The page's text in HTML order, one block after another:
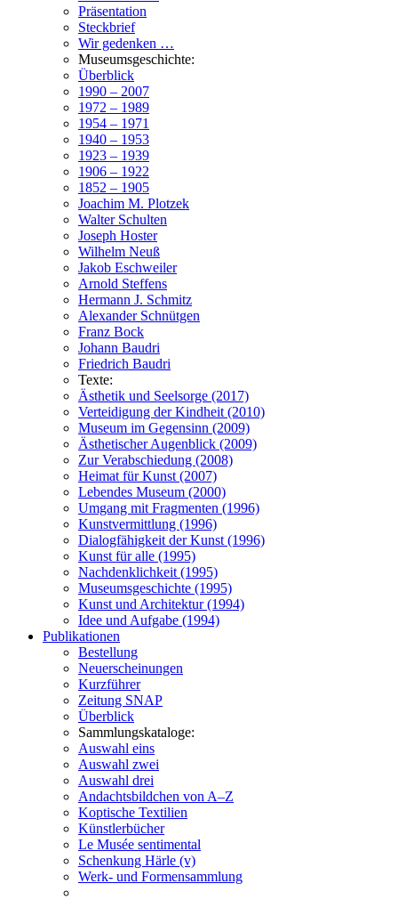
Präsentation
Steckbrief
Wir gedenken …
Museumsgeschichte:
Überblick
1990 – 2007
1972 – 1989
1954 – 1971
1940 – 1953
1923 – 1939
1906 – 1922
1852 – 1905
Joachim M. Plotzek
Walter Schulten
Joseph Hoster
Wilhelm Neuß
Jakob Eschweiler
Arnold Steffens
Hermann J. Schmitz
Alexander Schnütgen
Franz Bock
Johann Baudri
Friedrich Baudri
Texte:
Ästhetik und Seelsorge (2017)
Verteidigung der Kindheit (2010)
Museum im Gegensinn (2009)
Ästhetischer Augenblick (2009)
Zur Verabschiedung (2008)
Heimat für Kunst (2007)
Lebendes Museum (2000)
Umgang mit Fragmenten (1996)
Kunstvermittlung (1996)
Dialogfähigkeit der Kunst (1996)
Kunst für alle (1995)
Nachdenklichkeit (1995)
Museumsgeschichte (1995)
Kunst und Architektur (1994)
Idee und Aufgabe (1994)
Publikationen
Bestellung
Neuerscheinungen
Kurzführer
Zeitung SNAP
Überblick
Sammlungskataloge:
Auswahl eins
Auswahl zwei
Auswahl drei
Andachtsbildchen von A–Z
Koptische Textilien
Künstlerbücher
Le Musée sentimental
Schenkung Härle (v)
Werk- und Formensammlung